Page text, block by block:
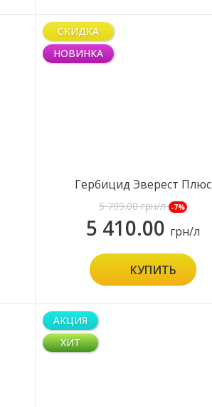
СКИДКА
НОВИНКА
Гербицид Эверест Плюс
5 799.00грн/л -7%
5 410.00 грн/л
КУПИТЬ
АКЦИЯ
ХИТ